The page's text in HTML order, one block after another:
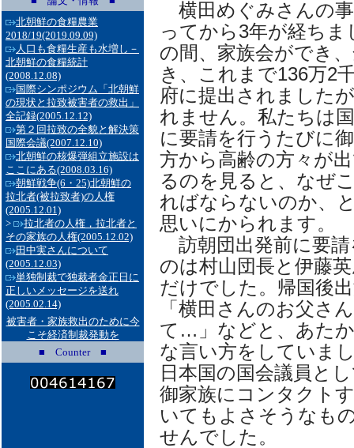
北朝鮮の食糧農業
2018/19(2019.09.09)
人口も食糧生産も水増し－
北朝鮮の食糧統計
(2008.12.08)
国際シンポジウム「北朝鮮
の現状と拉致被害者の救出」
全記録(2005.12.12)
第２回拉致の全貌と解決策
国際会議(2007.12.10)
北朝鮮の核爆弾組立施設は
ここにある(2008.03.16)
朝鮮戦争(6・25)北朝鮮の
拉北者(被拉致者)の人権
(2005.12.01)
>
拉北者の人権，拉北者と
その家族の人権(2005.12.02)
田中実さんについて
(2005.12.03)
単独制裁で独裁者金正日に
正しいメッセージを送れ
(2005.02.14)
被害者・家族救出のために今
こそ経済制裁発動を
■ Counter ■
横田めぐみさんの
ってから3年が経ちま
の間、家族会ができ
き、これまで136万2
府に提出されました
れません。私たちは
に要請を行うたびに
方から高齢の方々が
るのを見ると、なぜ
ればならないのか、
思いにかられます。
訪朝団出発前に要
のは村山団長と伊藤
だけでした。帰国後
「横田さんのお父さ
て…」などと、あた
な言い方をしていま
日本国の国会議員と
御家族にコンタクト
いてもよさそうなも
せんでした。